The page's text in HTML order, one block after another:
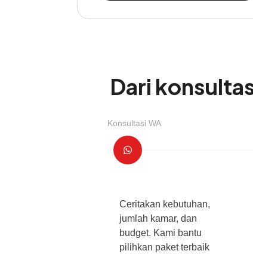
Dari
Konsultasi WA
Ceritakan kebutuhan,
jumlah kamar, dan
budget. Kami bantu
pilihkan paket terbaik